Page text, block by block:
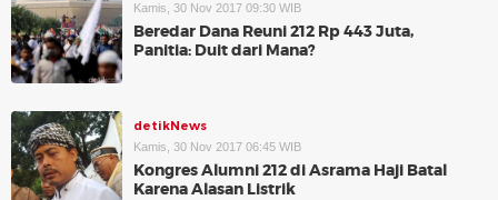
Kamis, 30 Nov 2017 09:30 WIB
Beredar Dana Reuni 212 Rp 443 Juta,
Panitia: Duit dari Mana?
detikNews
Kamis, 30 Nov 2017 06:45 WIB
Kongres Alumni 212 di Asrama Haji Batal
Karena Alasan Listrik